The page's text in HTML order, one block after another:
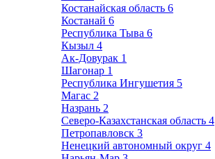
Костанайская область 6
Костанай 6
Республика Тыва 6
Кызыл 4
Ак-Довурак 1
Шагонар 1
Республика Ингушетия 5
Магас 2
Назрань 2
Северо-Казахстанская область 4
Петропавловск 3
Ненецкий автономный округ 4